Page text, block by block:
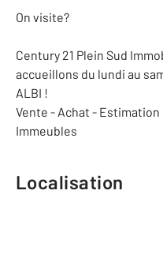
On visite?
Century 21 Plein Sud
accueillons du lundi au
ALBI !
Vente - Achat -
Immeubles
Localisation